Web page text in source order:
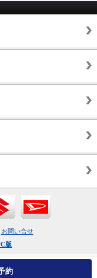
約
お問い合せ
版